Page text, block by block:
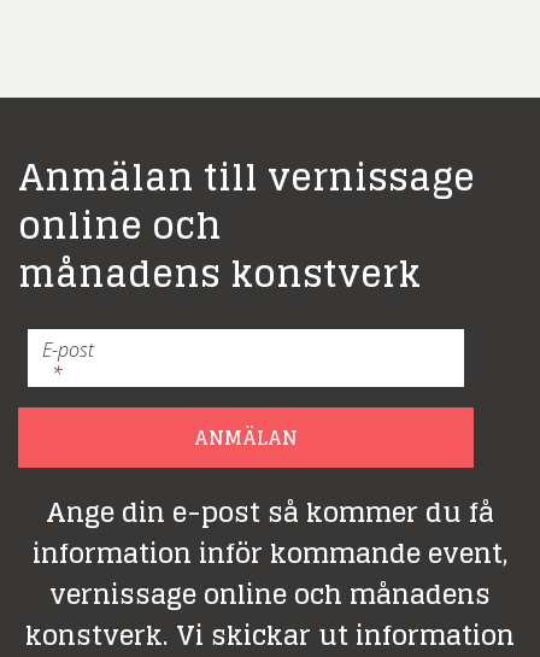
Anmälan till vernissage
online och
månadens konstverk
E-post
*
ANMÄLAN
Ange din e-post så kommer du få
information inför kommande event,
vernissage online och månadens
konstverk. Vi skickar ut information